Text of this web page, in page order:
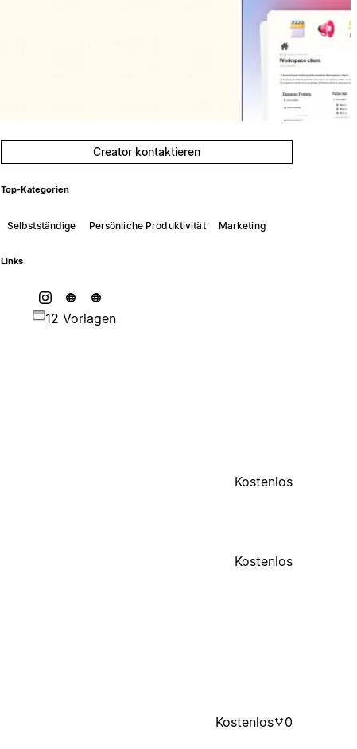
Creator kontaktieren
Top-Kategorien
Selbstständige Persönliche Produktivität Marketing
Links
12 Vorlagen
Kostenlos
Kostenlos
Kostenlos 0